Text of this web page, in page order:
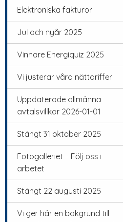
Elektroniska fakturor
Jul och nyår 2025
Vinnare Energiquiz 2025
Vi justerar våra nättariffer
Uppdaterade allmänna
avtalsvillkor 2026-01-01
Stängt 31 oktober 2025
Fotogalleriet – Följ oss i
arbetet
Stängt 22 augusti 2025
Vi ger här en bakgrund till